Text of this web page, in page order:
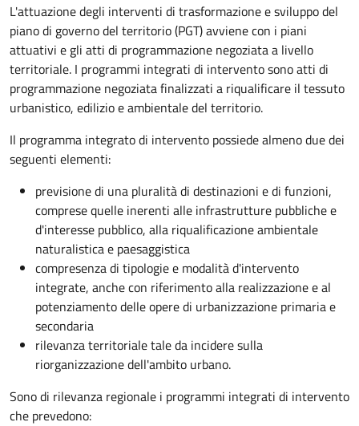
L'attuazione degli interventi di trasformazione e sviluppo del
piano di governo del territorio (PGT) avviene con i piani
attuativi e gli atti di programmazione negoziata a livello
territoriale. I programmi integrati di intervento sono atti di
programmazione negoziata finalizzati a riqualificare il tessuto
urbanistico, edilizio e ambientale del territorio.
Il programma integrato di intervento possiede almeno due dei
seguenti elementi:
previsione di una pluralità di destinazioni e di funzioni,
comprese quelle inerenti alle infrastrutture pubbliche e
d'interesse pubblico, alla riqualificazione ambientale
naturalistica e paesaggistica
compresenza di tipologie e modalità d'intervento
integrate, anche con riferimento alla realizzazione e al
potenziamento delle opere di urbanizzazione primaria e
secondaria
rilevanza territoriale tale da incidere sulla
riorganizzazione dell'ambito urbano.
Sono di rilevanza regionale i programmi integrati di intervento
che prevedono: